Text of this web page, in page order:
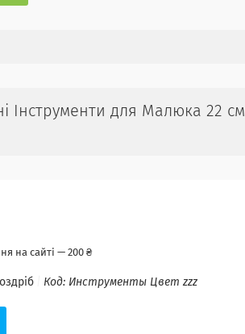
Інструменти для Малюка 22 см
на сайті — 200 ₴
Код: Инструменты Цвет zzz